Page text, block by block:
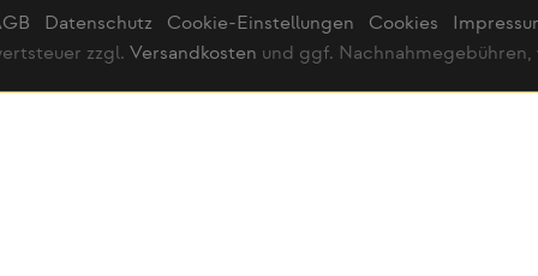
Datenschutz Cookie-Einstellungen Cookies
zzgl. Versandkosten und ggf.